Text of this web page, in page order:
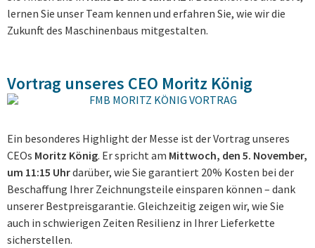
lernen Sie unser Team kennen und erfahren Sie, wie wir die
Zukunft des Maschinenbaus mitgestalten.
Vortrag unseres CEO Moritz König
Ein besonderes Highlight der Messe ist der Vortrag unseres
CEOs Moritz König. Er spricht am Mittwoch, den 5. November,
um 11:15 Uhrdarüber, wie Sie garantiert 20% Kosten bei der
Beschaffung Ihrer Zeichnungsteile einsparen können – dank
unserer Bestpreisgarantie. Gleichzeitig zeigen wir, wie Sie
auch in schwierigen Zeiten Resilienz in Ihrer Lieferkette
sicherstellen.